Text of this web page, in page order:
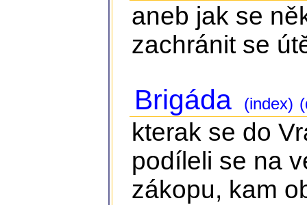
aneb jak se
zachránit se
Brigáda (index)
kterak se do
podíleli se na
zákopu, kam